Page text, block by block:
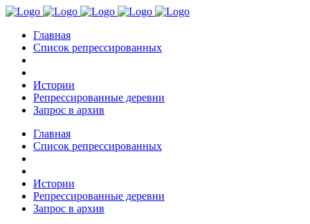
Главная
Список репрессированных
Истории
Репрессированные деревни
Запрос в архив
Главная
Список репрессированных
Истории
Репрессированные деревни
Запрос в архив